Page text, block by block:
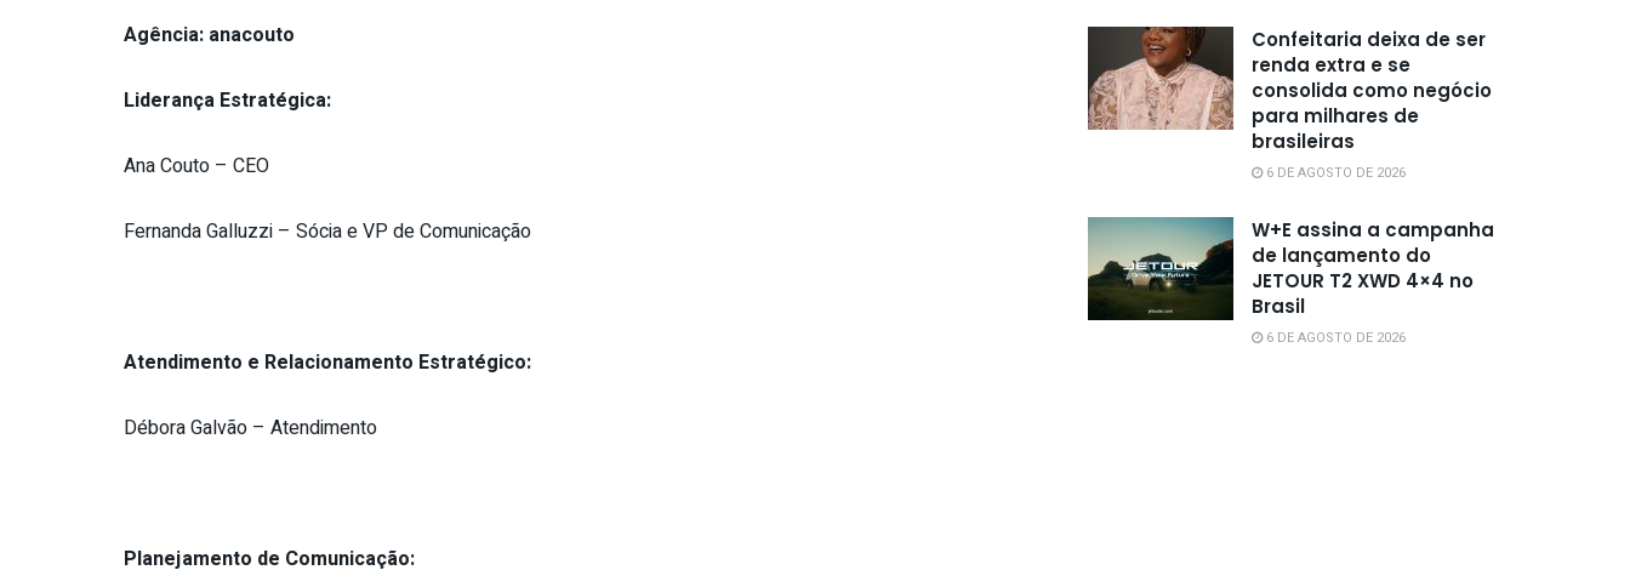
Agência: anacouto
Liderança Estratégica:
Ana Couto – CEO
Fernanda Galluzzi – Sócia e VP de Comunicação
Atendimento e Relacionamento Estratégico:
Débora Galvão – Atendimento
Planejamento de Comunicação:
Confeitaria deixa de ser
renda extra e se
consolida como negócio
para milhares de
brasileiras
6 DE AGOSTO DE 2026
W+E assina a campanha
de lançamento do
JETOUR T2 XWD 4×4 no
Brasil
6 DE AGOSTO DE 2026